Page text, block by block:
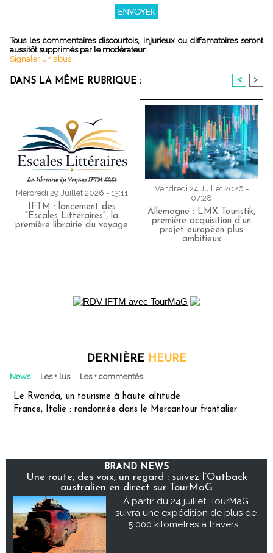
Tous les commentaires discourtois, injurieux ou diffamatoires seront
aussitôt supprimés par le modérateur.
Signaler un abus
DANS LA MÊME RUBRIQUE : < >
Mercredi 29 Juillet 2026 - 13:11
IFTM : lancement des
"Escales Littéraires", la
première librairie du voyage
Vendredi 24 Juillet 2026 -
07:28
Allemagne : LMX Touristik,
première acquisition d'un
projet européen plus
ambitieux
DERNIÈRE HEURE
News Les + lus Les + commentés
Le Rwanda, un tourisme à haute altitude
France, Italie : randonnée dans le Mercantour frontalier
BRAND NEWS
Une route, des voix, un regard : suivez l’Outback
australien en direct sur TourMaG
À partir du 24 juillet, TourMaG
suivra une expédition de plus de
5 000 kilomètres à travers...